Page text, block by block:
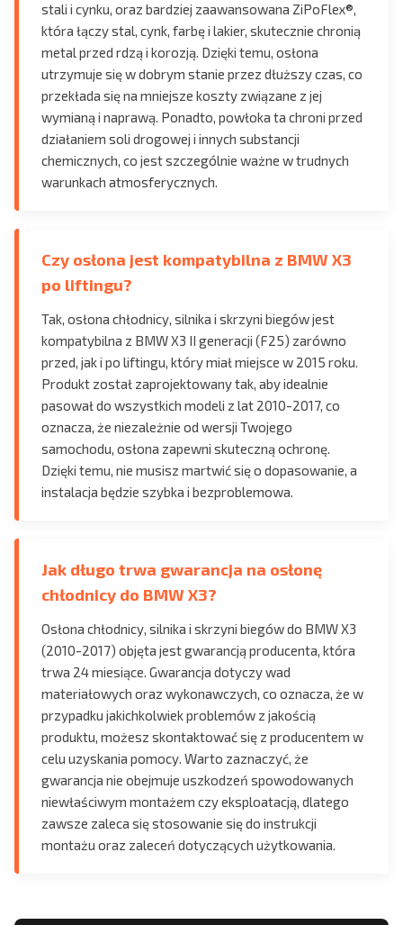
stali i cynku, oraz bardziej zaawansowana ZiPoFlex®,
która łączy stal, cynk, farbę i lakier, skutecznie chronią
metal przed rdzą i korozją. Dzięki temu, osłona
utrzymuje się w dobrym stanie przez dłuższy czas, co
przekłada się na mniejsze koszty związane z jej
wymianą i naprawą. Ponadto, powłoka ta chroni przed
działaniem soli drogowej i innych substancji
chemicznych, co jest szczególnie ważne w trudnych
warunkach atmosferycznych.
Czy osłona jest kompatybilna z BMW X3
po liftingu?
Tak, osłona chłodnicy, silnika i skrzyni biegów jest
kompatybilna z BMW X3 II generacji (F25) zarówno
przed, jak i po liftingu, który miał miejsce w 2015 roku.
Produkt został zaprojektowany tak, aby idealnie
pasował do wszystkich modeli z lat 2010-2017, co
oznacza, że niezależnie od wersji Twojego
samochodu, osłona zapewni skuteczną ochronę.
Dzięki temu, nie musisz martwić się o dopasowanie, a
instalacja będzie szybka i bezproblemowa.
Jak długo trwa gwarancja na osłonę
chłodnicy do BMW X3?
Osłona chłodnicy, silnika i skrzyni biegów do BMW X3
(2010-2017) objęta jest gwarancją producenta, która
trwa 24 miesiące. Gwarancja dotyczy wad
materiałowych oraz wykonawczych, co oznacza, że w
przypadku jakichkolwiek problemów z jakością
produktu, możesz skontaktować się z producentem w
celu uzyskania pomocy. Warto zaznaczyć, że
gwarancja nie obejmuje uszkodzeń spowodowanych
niewłaściwym montażem czy eksploatacją, dlatego
zawsze zaleca się stosowanie się do instrukcji
montażu oraz zaleceń dotyczących użytkowania.